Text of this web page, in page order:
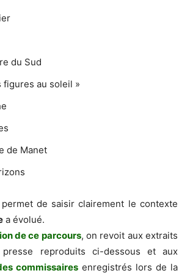
du Sud
figures au soleil »
de Manet
de saisir clairement le contexte
a évolué.
de ce parcours, on revoit aux extraits
reproduits ci-dessous et aux
commissaires enregistrés lors de la